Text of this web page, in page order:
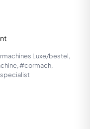
Luxe/bestel,
,#cormach,